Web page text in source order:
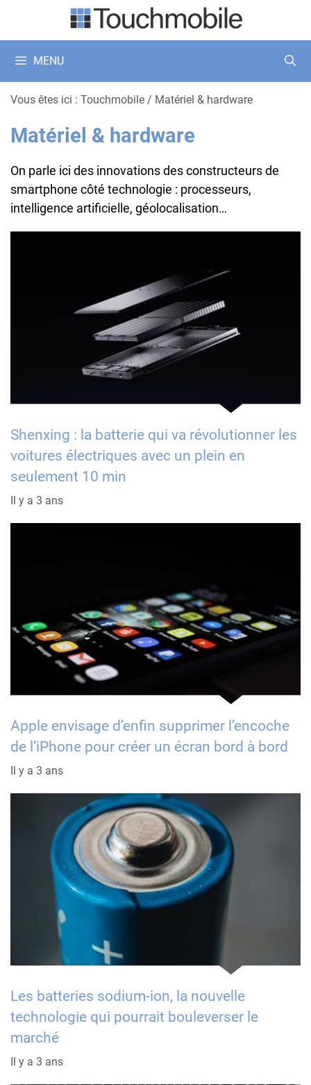
MENU
Vous êtes ici : Touchmobile / Matériel & hardware
Matériel & hardware
On parle ici des innovations des constructeurs de
smartphone côté technologie : processeurs,
intelligence artificielle, géolocalisation…
Shenxing : la batterie qui va révolutionner les
voitures électriques avec un plein en
seulement 10 min
Il y a 3 ans
Apple envisage d’enfin supprimer l’encoche
de l’iPhone pour créer un écran bord à bord
Il y a 3 ans
Les batteries sodium-ion, la nouvelle
technologie qui pourrait bouleverser le
marché
Il y a 3 ans